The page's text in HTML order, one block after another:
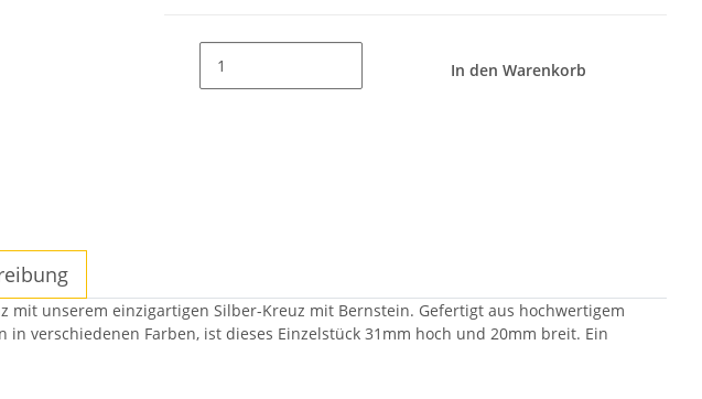
In den Warenkorb
mit unserem einzigartigen Silber-Kreuz mit Bernstein. Gefertigt aus hochwertigem
verschiedenen Farben, ist dieses Einzelstück 31mm hoch und 20mm breit. Ein